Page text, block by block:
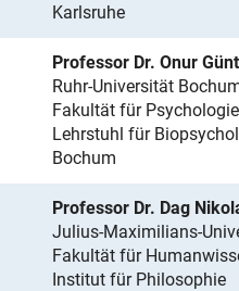
Karlsruhe
Professor Dr. Onur
Ruhr-Universität
Fakultät für Psychologie
Lehrstuhl für
Bochum
Professor Dr. Dag
Julius-Maximilians-
Fakultät für
Institut für Philosophie